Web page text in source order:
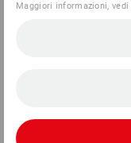
Maggiori informazioni, vedi